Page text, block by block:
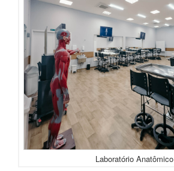
Laboratório Anatômico